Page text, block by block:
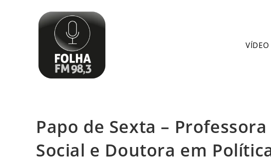
Papo de Sexta –
Social e Doutora em